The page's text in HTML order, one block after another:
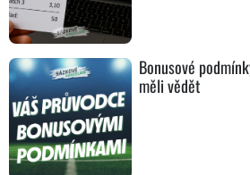
Bonusové
měli vědět